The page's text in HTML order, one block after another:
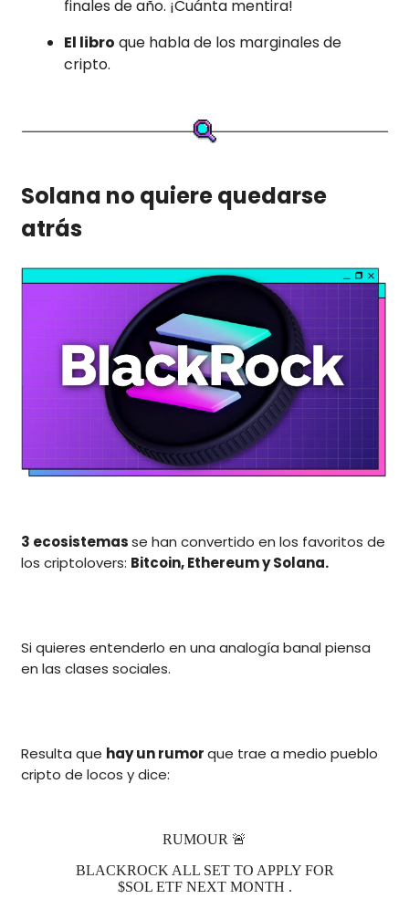
finales de año. ¡Cuánta mentira!
El libro que habla de los marginales de
cripto.
Solana no quiere quedarse
atrás
3 ecosistemasse han convertido en los favoritos de
los criptolovers: Bitcoin, Ethereum y Solana.
Si quieres entenderlo en una analogía banal piensa
en las clases sociales.
Resulta que hay un rumorque trae a medio pueblo
cripto de locos y dice:
RUMOUR 🚨
BLACKROCK ALL SET TO APPLY FOR
$SOL ETF NEXT MONTH .